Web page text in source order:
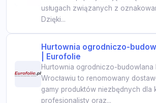
usługach związanych z
Dzięki...
Hurtownia ogrodniczo-
| Eurofolie
Hurtownia ogrodniczo-budowlana
Wrocławiu to renomowany
gamy produktów niezbędnych dla
profesjonalisty oraz...